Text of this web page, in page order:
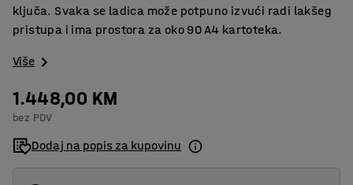
ključa. Svaka se ladica može potpuno izvući radi lakšeg
pristupa i ima prostora za oko 90 A4 kartoteka.
Više
1.448,00 KM
bez PDV
Dodaj na popis za kupovinu